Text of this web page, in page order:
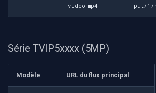
video.mp4
put/1/
Série TVIP5xxxx (5MP)
Modèle URL du flux principal